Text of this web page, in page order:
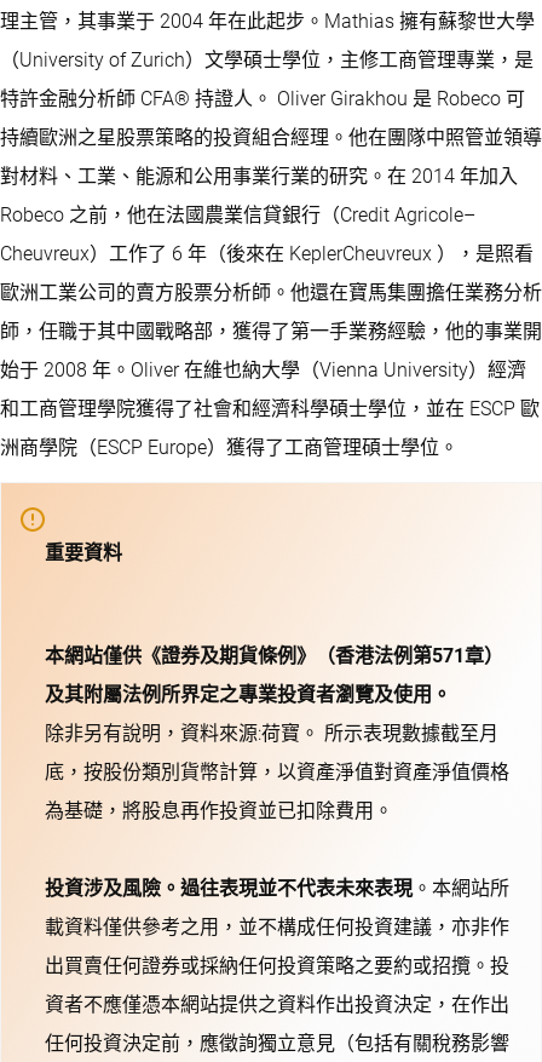
理主管，其事業于 2004 年在此起步。Mathias 擁有蘇黎世大學
（University of Zurich）文學碩士學位，主修工商管理專業，是
特許金融分析師 CFA® 持證人。 Oliver Girakhou 是 Robeco 可
持續歐洲之星股票策略的投資組合經理。他在團隊中照管並領導
對材料、工業、能源和公用事業行業的研究。在 2014 年加入
Robeco 之前，他在法國農業信貸銀行（Credit Agricole–
Cheuvreux）工作了 6 年（後來在 KeplerCheuvreux ），是照看
歐洲工業公司的賣方股票分析師。他還在寶馬集團擔任業務分析
師，任職于其中國戰略部，獲得了第一手業務經驗，他的事業開
始于 2008 年。Oliver 在維也納大學（Vienna University）經濟
和工商管理學院獲得了社會和經濟科學碩士學位，並在 ESCP 歐
洲商學院（ESCP Europe）獲得了工商管理碩士學位。
重要資料
本網站僅供《證券及期貨條例》（香港法例第571章）
及其附屬法例所界定之專業投資者瀏覽及使用。
除非另有說明，資料來源:荷寶。 所示表現數據截至月
底，按股份類別貨幣計算，以資產淨值對資產淨值價格
為基礎，將股息再作投資並已扣除費用。
投資涉及風險。過往表現並不代表未來表現。本網站所
載資料僅供參考之用，並不構成任何投資建議，亦非作
出買賣任何證券或採納任何投資策略之要約或招攬。投
資者不應僅憑本網站提供之資料作出投資決定，在作出
任何投資決定前，應徵詢獨立意見（包括有關稅務影響